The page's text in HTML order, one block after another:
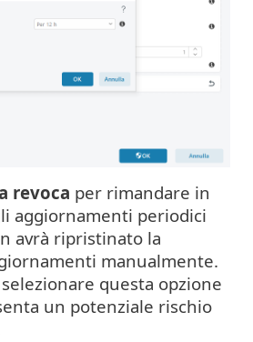
revoca per rimandare in
aggiornamenti periodici
avrà ripristinato la
manualmente.
selezionare questa opzione
un potenziale rischio